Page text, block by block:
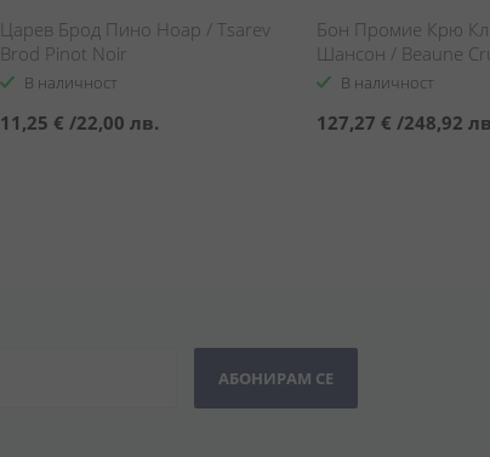
Царев Брод Пино Ноар / Tsarev
Brod Pinot Noir
В наличност
11,25 € /22,00 лв.
Бон Промие Крю
Шансон / Beaune
Mouches Chanson
В наличност
127,27 € /248,92
АБОНИРАМ СЕ